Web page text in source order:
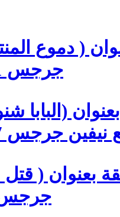
( دموع
جرجس 31 مارس 2022
(البابا
جرجس 17 مارس 2022
بعنوان (
جرجس 23 يونيو